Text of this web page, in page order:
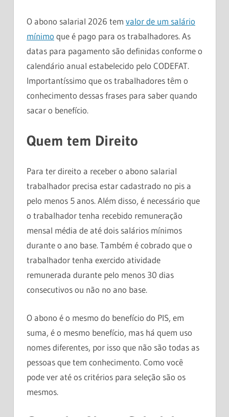
O abono salarial 2026 tem valor de um salário
mínimo que é pago para os trabalhadores. As
datas para pagamento são definidas conforme o
calendário anual estabelecido pelo CODEFAT.
Importantíssimo que os trabalhadores têm o
conhecimento dessas frases para saber quando
sacar o benefício.
Quem tem Direito
Para ter direito a receber o abono salarial
trabalhador precisa estar cadastrado no pis a
pelo menos 5 anos. Além disso, é necessário que
o trabalhador tenha recebido remuneração
mensal média de até dois salários mínimos
durante o ano base. Também é cobrado que o
trabalhador tenha exercido atividade
remunerada durante pelo menos 30 dias
consecutivos ou não no ano base.
O abono é o mesmo do benefício do PIS, em
suma, é o mesmo benefício, mas há quem uso
nomes diferentes, por isso que não são todas as
pessoas que tem conhecimento. Como você
pode ver até os critérios para seleção são os
mesmos.